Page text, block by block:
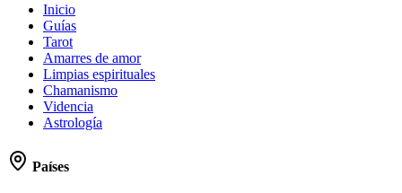
Inicio
Guías
Tarot
Amarres de amor
Limpias espirituales
Chamanismo
Videncia
Astrología
Países